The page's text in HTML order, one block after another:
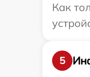
Как
5